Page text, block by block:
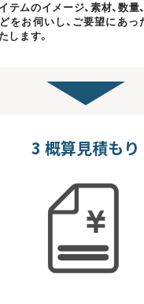
テムのイメージ、素材、数量
をお伺いし、ご要望にあっ
します。
3 概算見積もり